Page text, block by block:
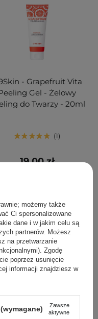
- Grapefruit Vita
Gel - Żelowy
do Twarzy - 20ml
1
19,00 zł
dla Ciebie
możemy także
Ci spersonalizowane
dane i w jakim celu są
partnerów. Możesz
na przetwarzanie
Zgodę
poprzez usunięcie
informacji znajdziesz w
Zawsze
aktywne